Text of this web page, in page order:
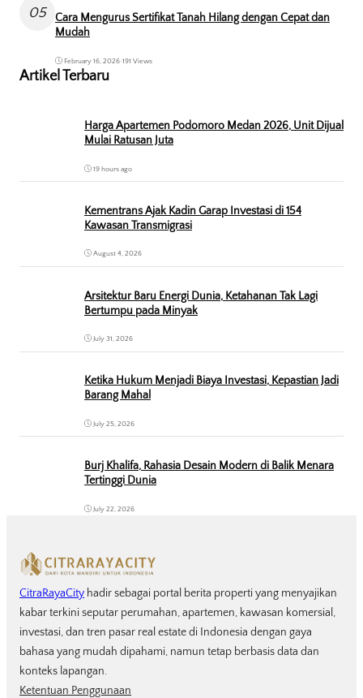
05
Cara Mengurus Sertifikat Tanah Hilang dengan Cepat dan
Mudah
February 16, 2026•191 Views
Artikel Terbaru
Harga Apartemen Podomoro Medan 2026, Unit Dijual
Mulai Ratusan Juta
19 hours ago
Kementrans Ajak Kadin Garap Investasi di 154
Kawasan Transmigrasi
August 4, 2026
Arsitektur Baru Energi Dunia, Ketahanan Tak Lagi
Bertumpu pada Minyak
July 31, 2026
Ketika Hukum Menjadi Biaya Investasi, Kepastian Jadi
Barang Mahal
July 25, 2026
Burj Khalifa, Rahasia Desain Modern di Balik Menara
Tertinggi Dunia
July 22, 2026
CitraRayaCity hadir sebagai portal berita properti yang menyajikan
kabar terkini seputar perumahan, apartemen, kawasan komersial,
investasi, dan tren pasar real estate di Indonesia dengan gaya
bahasa yang mudah dipahami, namun tetap berbasis data dan
konteks lapangan.
Ketentuan Penggunaan